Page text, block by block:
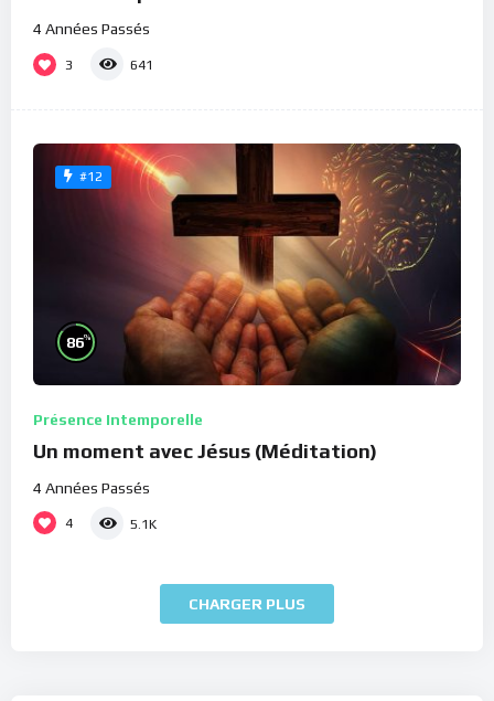
4 Années Passés
3 641
#12
86%
Présence Intemporelle
Un moment avec Jésus (Méditation)
4 Années Passés
4 5.1K
CHARGER PLUS